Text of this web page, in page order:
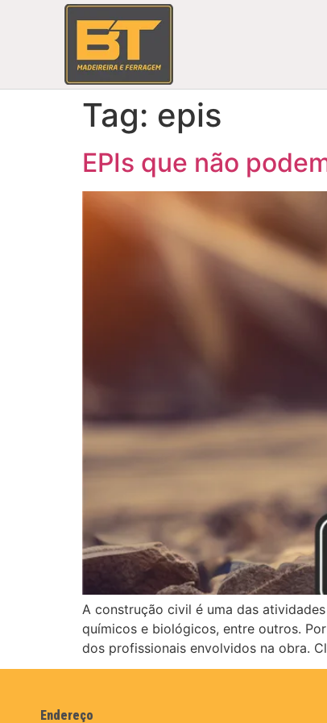
Tag: epis
EPIs que não
A construção civil é uma das
químicos e biológicos, entre outros.
dos profissionais envolvidos na obra.
Endereço